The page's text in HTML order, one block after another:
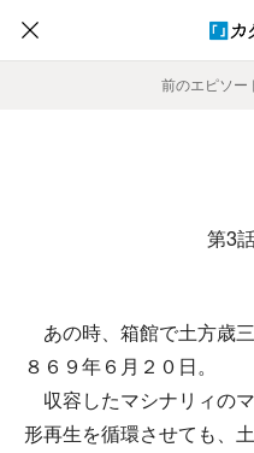
前のエピソー
第3
あの時、箱館で土方歳
８６９年６月２０日。
収容したマシナリィの
形再生を循環させても、